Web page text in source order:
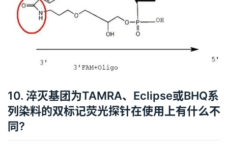
10. 淬灭基团为TAMRA、Eclipse或BHQ系
列染料的双标记荧光探针在使用上有什么不
同?